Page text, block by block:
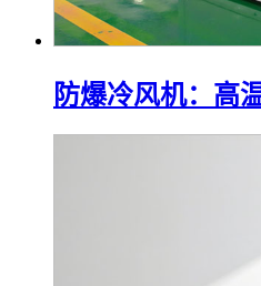
防爆冷风机：高